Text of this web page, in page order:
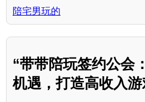
陪宅男玩的
“带带陪玩签约公会
机遇，打造高收入游